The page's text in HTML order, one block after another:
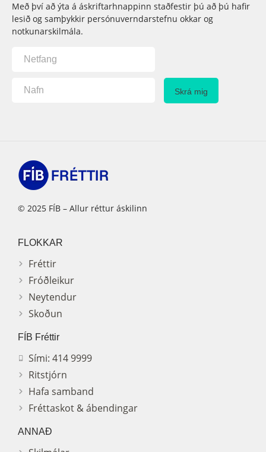
Með því að ýta á áskriftarhnappinn staðfestir þú að þú hafir
lesið og samþykkir persónuverndarstefnu okkar og
notkunarskilmála.
© 2025 FÍB – Allur réttur áskilinn
FLOKKAR
Fréttir
Fróðleikur
Neytendur
Skoðun
FÍB Fréttir
Sími: 414 9999
Ritstjórn
Hafa samband
Fréttaskot & ábendingar
ANNAÐ